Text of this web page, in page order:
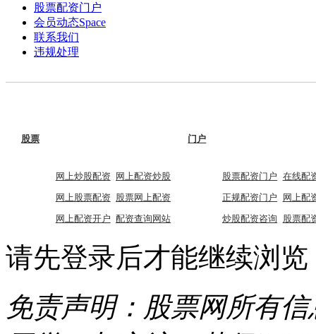
股票配资门户
会员动态Space
联系我们
违规处理
股票
网上炒股配资
网上配资炒股
网上股票配资
股票网上配资
网上配资开户 配资查询网站
门户
股票配资门户 在线配
正规配资门户
网上配
炒股配资咨询
股票配
请先登录后才能继续浏览
免责声明：股票网所有